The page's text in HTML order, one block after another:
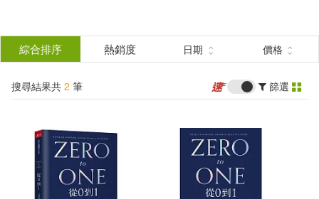
結
分類 (單選)
所有商品(2) 圖書(1)
電子書(1)
綜合排序 熱銷度 日期 價格
搜尋結果共 2 筆 篩選